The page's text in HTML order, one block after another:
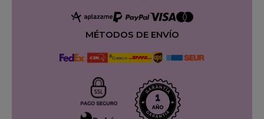
MÉTODOS DE ENVÍO